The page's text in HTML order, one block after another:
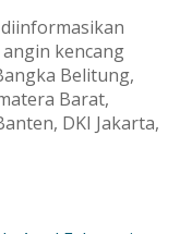
kencang
Belitung,
Barat,
DKI Jakarta,